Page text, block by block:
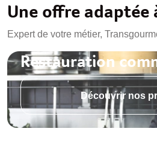
Une offre
Expert de votre métier,
Restauration
Découvrir nos